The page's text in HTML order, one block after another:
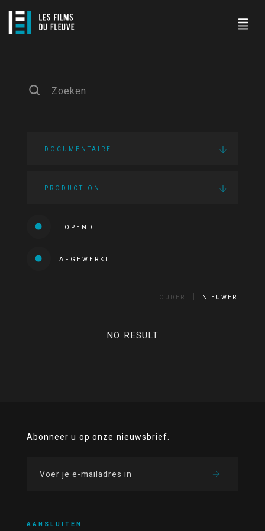
DOCUMENTAIRE
PRODUCTION
LOPEND
AFGEWERKT
OUDER NIEUWER
NO RESULT
Abonneer u op onze nieuwsbrief.
AANSLUITEN